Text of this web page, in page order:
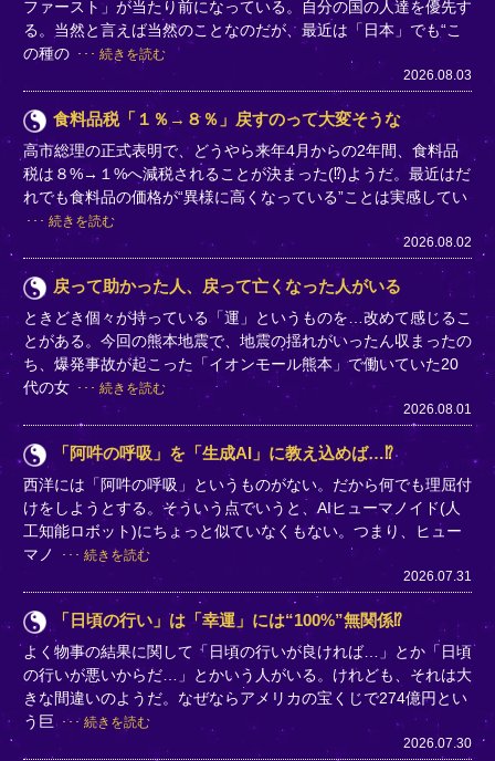
ファースト」が当たり前になっている。自分の国の人達を優先す
る。当然と言えば当然のことなのだが、最近は「日本」でも“こ
の種の
続きを読む
2026.08.03
食料品税「１％→８％」戻すのって大変そうな
高市総理の正式表明で、どうやら来年4月からの2年間、食料品
税は８%→１%へ減税されることが決まった(⁉)ようだ。最近はだ
れでも食料品の価格が“異様に高くなっている”ことは実感してい
続きを読む
2026.08.02
戻って助かった人、戻って亡くなった人がいる
ときどき個々が持っている「運」というものを…改めて感じるこ
とがある。今回の熊本地震で、地震の揺れがいったん収まったの
ち、爆発事故が起こった「イオンモール熊本」で働いていた20
代の女
続きを読む
2026.08.01
「阿吽の呼吸」を「生成AI」に教え込めば…⁉
西洋には「阿吽の呼吸」というものがない。だから何でも理屈付
けをしようとする。そういう点でいうと、AIヒューマノイド(人
工知能ロボット)にちょっと似ていなくもない。つまり、ヒュー
マノ
続きを読む
2026.07.31
「日頃の行い」は「幸運」には“100%”無関係⁉
よく物事の結果に関して「日頃の行いが良ければ…」とか「日頃
の行いが悪いからだ…」とかいう人がいる。けれども、それは大
きな間違いのようだ。なぜならアメリカの宝くじで274億円とい
う巨
続きを読む
2026.07.30